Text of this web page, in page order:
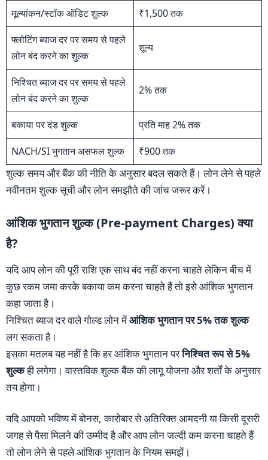
मूल्यांकन/स्टॉक ऑडिट शुल्क
₹1,500 तक
फ्लोटिंग ब्याज दर पर समय से पहले
लोन बंद करने का शुल्क
शून्य
निश्चित ब्याज दर पर समय से पहले
लोन बंद करने का शुल्क
2% तक
बकाया पर दंड शुल्क
प्रति माह 2% तक
NACH/SI भुगतान असफल शुल्क
₹900 तक
शुल्क समय और बैंक की नीति के अनुसार बदल सकते हैं। लोन लेने से पहले
नवीनतम शुल्क सूची और लोन समझौते की जांच जरूर करें।
आंशिक भुगतान शुल्क (Pre-payment Charges) क्या
है?
यदि आप लोन की पूरी राशि एक साथ बंद नहीं करना चाहते लेकिन बीच में
कुछ रकम जमा करके बकाया कम करना चाहते हैं तो इसे आंशिक भुगतान
कहा जाता है।
निश्चित ब्याज दर वाले गोल्ड लोन मेंआंशिक भुगतान पर 5% तक शुल्क
लग सकता है।
इसका मतलब यह नहीं है कि हर आंशिक भुगतान परनिश्चित रूप से 5%
शुल्कही लगेगा। वास्तविक शुल्क बैंक की लागू योजना और शर्तों के अनुसार
तय होगा।
यदि आपको भविष्य में बोनस, कारोबार से अतिरिक्त आमदनी या किसी दूसरी
जगह से पैसा मिलने की उम्मीद है और आप लोन जल्दी कम करना चाहते हैं
तो लोन लेने से पहले आंशिक भुगतान के नियम समझें।